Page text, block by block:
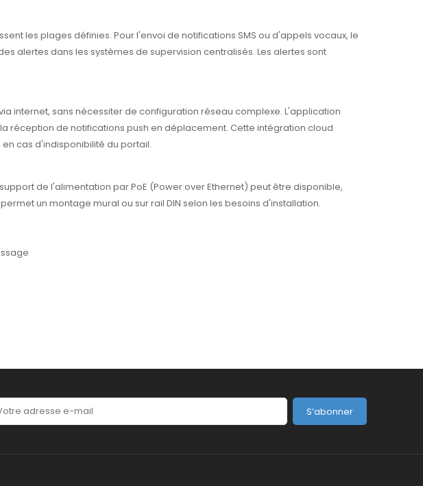
les plages définies. Pour l'envoi de notifications SMS ou d'appels vocaux, le
alertes dans les systèmes de supervision centralisés. Les alertes sont
internet, sans nécessiter de configuration réseau complexe. L'application
réception de notifications push en déplacement. Cette intégration cloud
cas d'indisponibilité du portail.
de l'alimentation par PoE (Power over Ethernet) peut être disponible,
un montage mural ou sur rail DIN selon les besoins d'installation.
S’abonner